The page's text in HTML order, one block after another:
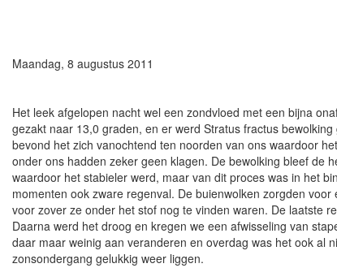
Maandag, 8 augustus 2011
Het leek afgelopen nacht wel een zondvloed met een bijna
gezakt naar 13,0 graden, en er werd Stratus fractus
bevond het zich vanochtend ten noorden van ons waardoor
onder ons hadden zeker geen klagen. De bewolking bleef de
waardoor het stabieler werd, maar van dit proces was in het
momenten ook zware regenval. De buienwolken zorgden
voor zover ze onder het stof nog te vinden waren. De laatste
Daarna werd het droog en kregen we een afwisseling van
daar maar weinig aan veranderen en overdag was het ook al
zonsondergang gelukkig weer liggen.